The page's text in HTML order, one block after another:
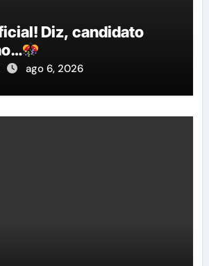
Diz, candidato
ago 6, 2026